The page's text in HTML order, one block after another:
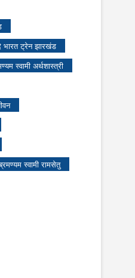
भारत ट्रेन झारखंड
स्वामी अर्थशास्त्री
स्वामी रामसेतु